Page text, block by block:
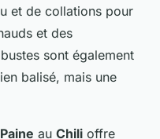
et de collations pour
et des
sont également
balisé, mais une
au Chili offre